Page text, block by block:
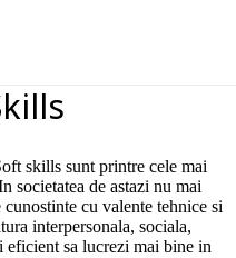
skills sunt printre cele mai
societatea de astazi nu mai
cu valente tehnice si
interpersonala, sociala,
eficient sa lucrezi mai bine in